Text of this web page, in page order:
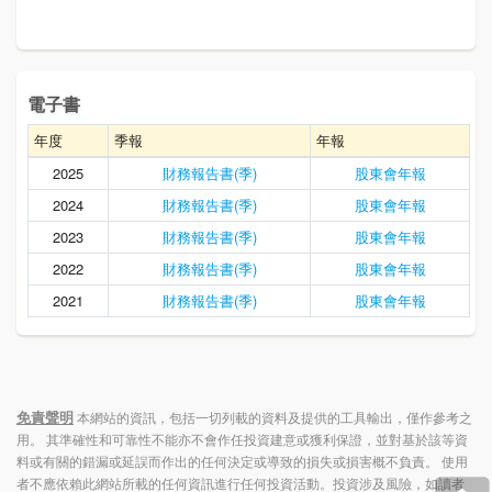
電子書
年度 季報
年報
2025
財務報告書(季)
股東會年報
2024
財務報告書(季)
股東會年報
2023
財務報告書(季)
股東會年報
2022
財務報告書(季)
股東會年報
2021
財務報告書(季) 股東會年報
免責聲明本網站的資訊，包括一切列載的資料及提供的工具輸出，僅作參考之
用。 其準確性和可靠性不能亦不會作任投資建意或獲利保證，並對基於該等資
料或有關的錯漏或延誤而作出的任何決定或導致的損失或損害概不負責。 使用
者不應依賴此網站所載的任何資訊進行任何投資活動。投資涉及風險，如讀者